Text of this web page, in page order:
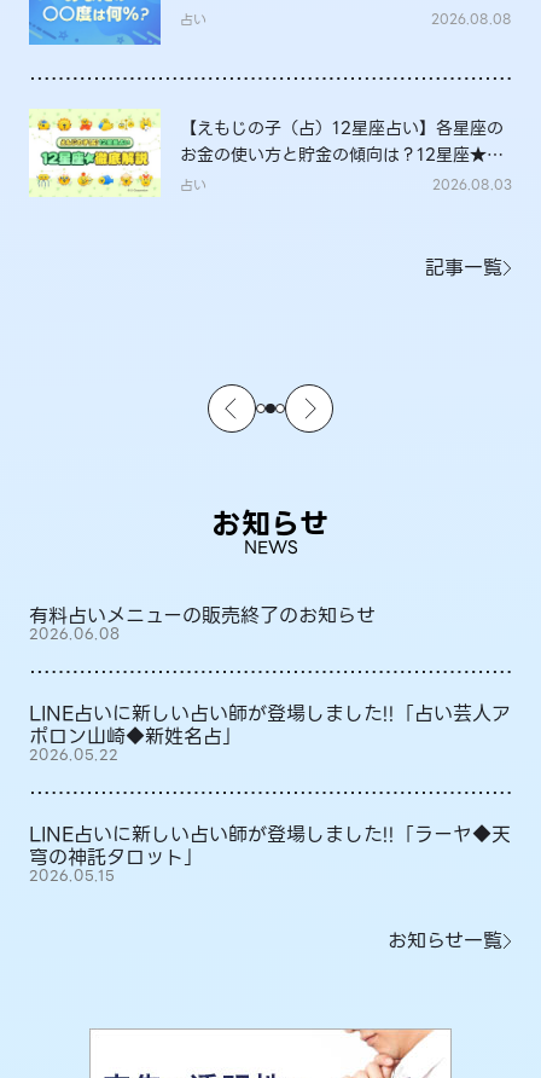
占い 2026.08.08
【えもじの子（占）12星座占い】各星座の
お金の使い方と貯金の傾向は？12星座★徹
底解説
占い 2026.08.03
記事一覧
お知らせ
NEWS
有料占いメニューの販売終了のお知らせ
2026.06.08
LINE占いに新しい占い師が登場しました!!「占い芸人ア
ポロン山崎◆新姓名占」
2026.05.22
LINE占いに新しい占い師が登場しました!!「ラーヤ◆天
穹の神託タロット」
2026.05.15
お知らせ一覧